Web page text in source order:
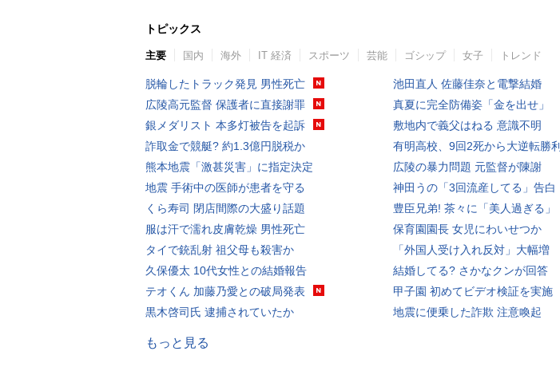
トピックス
主要 国内 海外 IT 経済 スポーツ 芸能 ゴシップ 女子 トレンド
脱輪したトラック発見 男性死亡
広陵高元監督 保護者に直接謝罪
銀メダリスト 本多灯被告を起訴
詐取金で競艇? 約1.3億円脱税か
熊本地震「激甚災害」に指定決定
地震 手術中の医師が患者を守る
くら寿司 閉店間際の大盛り話題
服は汗で濡れ皮膚乾燥 男性死亡
タイで銃乱射 祖父母も殺害か
久保優太 10代女性との結婚報告
テオくん 加藤乃愛との破局発表
黒木啓司氏 逮捕されていたか
池田直人 佐藤佳奈と電撃結婚
真夏に完全防備姿「金を出せ」
敷地内で義父はねる 意識不明
有明高校、9回2死から大逆転勝利
広陵の暴力問題 元監督が陳謝
神田うの「3回流産してる」告白
豊臣兄弟! 茶々に「美人過ぎる」
保育園園長 女児にわいせつか
「外国人受け入れ反対」大幅増
結婚してる? さかなクンが回答
甲子園 初めてビデオ検証を実施
地震に便乗した詐欺 注意喚起
もっと見る